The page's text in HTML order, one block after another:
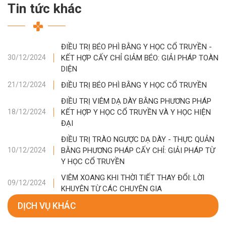
Tin tức khác
30/12/2024
ĐIỀU TRỊ BÉO PHÌ BẰNG Y HỌC CỔ TRUYỀN -
KẾT HỢP CẤY CHỈ GIẢM BÉO: GIẢI PHÁP TOÀN
DIỆN
21/12/2024 ĐIỀU TRỊ BÉO PHÌ BẰNG Y HỌC CỔ TRUYỀN
18/12/2024
ĐIỀU TRỊ VIÊM DẠ DÀY BẰNG PHƯƠNG PHÁP
KẾT HỢP Y HỌC CỔ TRUYỀN VÀ Y HỌC HIỆN
ĐẠI
10/12/2024
ĐIỀU TRỊ TRÀO NGƯỢC DẠ DÀY - THỰC QUẢN
BẰNG PHƯƠNG PHÁP CẤY CHỈ: GIẢI PHÁP TỪ
Y HỌC CỔ TRUYỀN
09/12/2024
VIÊM XOANG KHI THỜI TIẾT THAY ĐỔI: LỜI
KHUYÊN TỪ CÁC CHUYÊN GIA
DỊCH VỤ KHÁC